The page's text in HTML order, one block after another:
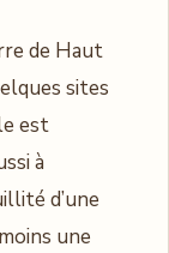
de Haut
sites
est
à
d’une
une